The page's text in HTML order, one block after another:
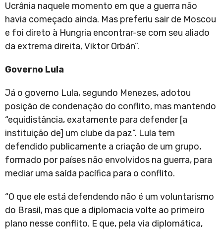
Ucrânia naquele momento em que a guerra não
havia começado ainda. Mas preferiu sair de Moscou
e foi direto à Hungria encontrar-se com seu aliado
da extrema direita, Viktor Orbán”.
Governo Lula
Já o governo Lula, segundo Menezes, adotou
posição de condenação do conflito, mas mantendo
“equidistância, exatamente para defender [a
instituição de] um clube da paz”. Lula tem
defendido publicamente a criação de um grupo,
formado por países não envolvidos na guerra, para
mediar uma saída pacífica para o conflito.
“O que ele está defendendo não é um voluntarismo
do Brasil, mas que a diplomacia volte ao primeiro
plano nesse conflito. E que, pela via diplomática,